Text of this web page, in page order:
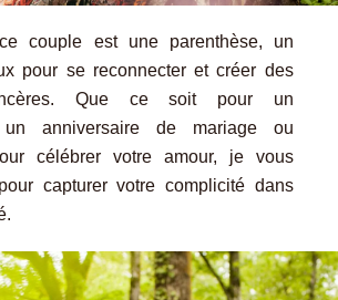
couple est une parenthèse, un
pour se reconnecter et créer des
Que ce soit pour un
un anniversaire de mariage ou
célébrer votre amour, je vous
capturer votre complicité dans